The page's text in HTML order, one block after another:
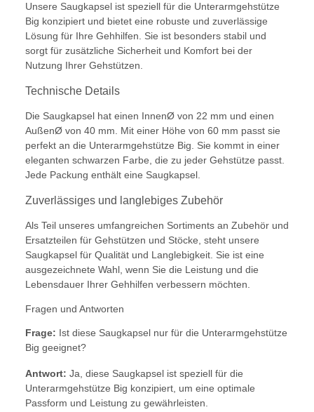
Unsere Saugkapsel ist speziell für die Unterarmgehstütze
Big konzipiert und bietet eine robuste und zuverlässige
Lösung für Ihre Gehhilfen. Sie ist besonders stabil und
sorgt für zusätzliche Sicherheit und Komfort bei der
Nutzung Ihrer Gehstützen.
Technische Details
Die Saugkapsel hat einen InnenØ von 22 mm und einen
AußenØ von 40 mm. Mit einer Höhe von 60 mm passt sie
perfekt an die Unterarmgehstütze Big. Sie kommt in einer
eleganten schwarzen Farbe, die zu jeder Gehstütze passt.
Jede Packung enthält eine Saugkapsel.
Zuverlässiges und langlebiges Zubehör
Als Teil unseres umfangreichen Sortiments an Zubehör und
Ersatzteilen für Gehstützen und Stöcke, steht unsere
Saugkapsel für Qualität und Langlebigkeit. Sie ist eine
ausgezeichnete Wahl, wenn Sie die Leistung und die
Lebensdauer Ihrer Gehhilfen verbessern möchten.
Fragen und Antworten
Frage: Ist diese Saugkapsel nur für die Unterarmgehstütze
Big geeignet?
Antwort: Ja, diese Saugkapsel ist speziell für die
Unterarmgehstütze Big konzipiert, um eine optimale
Passform und Leistung zu gewährleisten.